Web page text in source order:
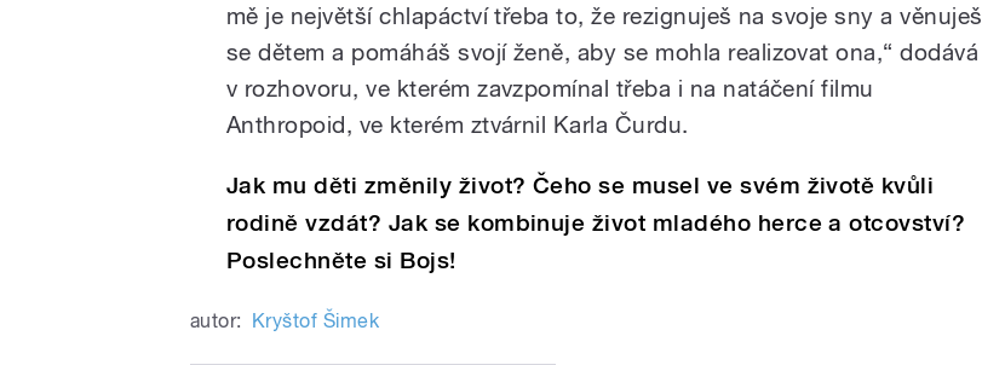
mě je největší chlapáctví třeba to, že rezignuješ na svoje sny a věnuješ
se dětem a pomáháš svojí ženě, aby se mohla realizovat ona,“ dodává
v rozhovoru, ve kterém zavzpomínal třeba i na natáčení filmu
Anthropoid, ve kterém ztvárnil Karla Čurdu.
Jak mu děti změnily život? Čeho se musel ve svém životě kvůli
rodině vzdát? Jak se kombinuje život mladého herce a otcovství?
Poslechněte si Bojs!
autor: Kryštof Šimek